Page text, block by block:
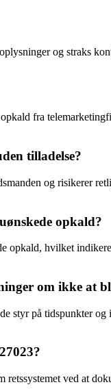
og straks
fra
tilladelse?
og risikerer
opkald?
opkald, hvilket
om ikke at
styr på tidspunkter og
ved at